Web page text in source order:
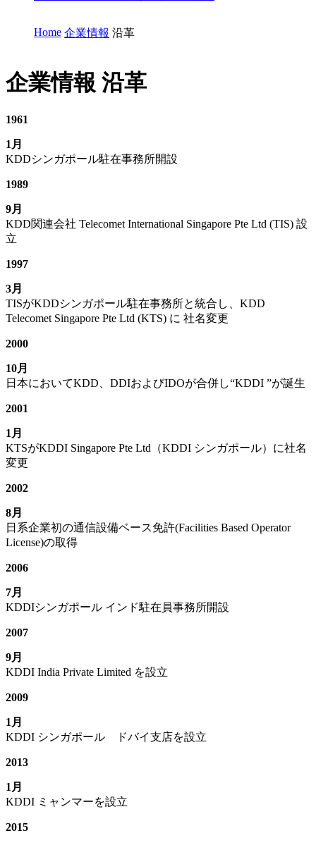
Home 企業情報 沿革
企業情報 沿革
1961
1月
KDDシンガポール駐在事務所開設
1989
9月
KDD関連会社 Telecomet International Singapore Pte Ltd (TIS) 設
立
1997
3月
TISがKDDシンガポール駐在事務所と統合し、KDD
Telecomet Singapore Pte Ltd (KTS) に 社名変更
2000
10月
日本においてKDD、DDIおよびIDOが合併し“KDDI ”が誕生
2001
1月
KTSがKDDI Singapore Pte Ltd（KDDI シンガポール）に社名
変更
2002
8月
日系企業初の通信設備ベース免許(Facilities Based Operator
License)の取得
2006
7月
KDDIシンガポール インド駐在員事務所開設
2007
9月
KDDI India Private Limited を設立
2009
1月
KDDI シンガポール ドバイ支店を設立
2013
1月
KDDI ミャンマーを設立
2015